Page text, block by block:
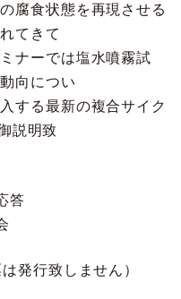
態を再現させる
てきて
は塩水噴霧試
向につい
新の複合サイク
説明致
行致しません）